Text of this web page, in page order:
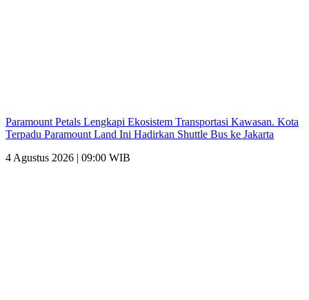
Paramount Petals Lengkapi Ekosistem Transportasi Kawasan. Kota
Terpadu Paramount Land Ini Hadirkan Shuttle Bus ke Jakarta
4 Agustus 2026 | 09:00 WIB